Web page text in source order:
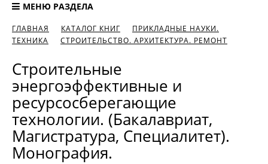
МЕНЮ РАЗДЕЛА
ГЛАВНАЯ КАТАЛОГ КНИГ
ПРИКЛАДНЫЕ НАУКИ.
ТЕХНИКА
СТРОИТЕЛЬСТВО. АРХИТЕКТУРА. РЕМОНТ
Строительные
энергоэффективные и
ресурсосберегающие
технологии. (Бакалавриат,
Магистратура, Специалитет).
Монография.